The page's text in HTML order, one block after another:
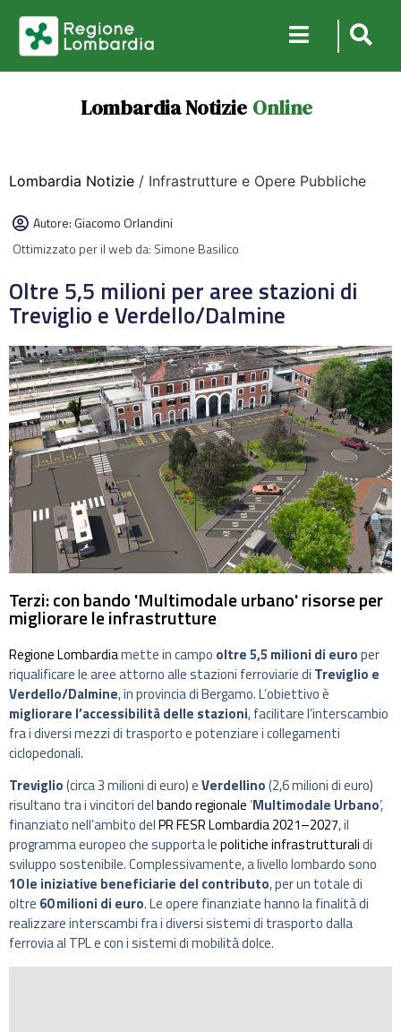
Lombardia Notizie Online
Lombardia Notizie / Infrastrutture e Opere Pubbliche
Autore:Giacomo Orlandini
Ottimizzato per il web da: Simone Basilico
Oltre 5,5 milioni per aree stazioni di
Treviglio e Verdello/Dalmine
Terzi: con bando 'Multimodale urbano' risorse per
migliorare le infrastrutture
Regione Lombardiamette in campo oltre 5,5 milioni di europer
riqualificare le aree attorno alle stazioni ferroviarie di Treviglio e
Verdello/Dalmine, in provincia di Bergamo. L’obiettivo è
migliorare l’accessibilità delle stazioni, facilitare l’interscambio
fra i diversi mezzi di trasporto e potenziare i collegamenti
ciclopedonali.
Treviglio(circa 3 milioni di euro) eVerdellino(2,6 milioni di euro)
risultano tra i vincitori delbando regionale ‘Multimodale Urbano’,
finanziato nell’ambito delPR FESR Lombardia 2021–2027, il
programma europeo che supporta lepolitiche infrastrutturalidi
sviluppo sostenibile. Complessivamente, a livello lombardo sono
10 le iniziative beneficiarie del contributo, per un totale di
oltre 60 milioni di euro. Le opere finanziate hanno la finalità di
realizzare interscambi fra i diversi sistemi di trasporto dalla
ferrovia al TPL e con i sistemi di mobilità dolce.